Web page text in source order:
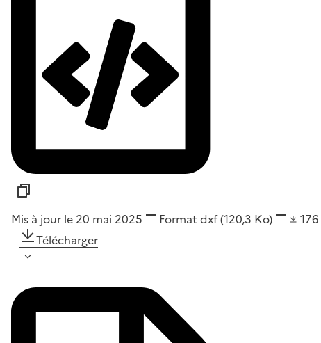
Mis à jour le 20 mai 2025 Format dxf(120,3 Ko) 176
Télécharger